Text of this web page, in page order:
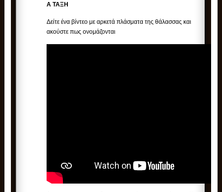
Α ΤΑΞΗ
Δείτε ένα βίντεο με αρκετά πλάσματα της θάλασσας και
ακούστε πως ονομάζονται